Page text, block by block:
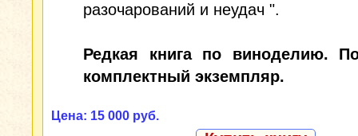
разочарований и неудач ".
Редкая книга по виноделию.
комплектный экземпляр.
Цена: 15 000 руб.